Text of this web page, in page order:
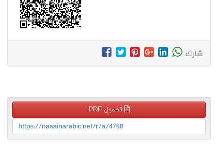
شارك
تحميل PDF
https://nasainarabic.net/r/a/4768